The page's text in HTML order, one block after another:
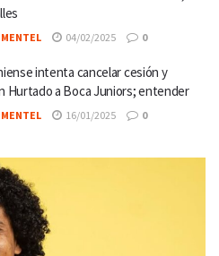
04/02/2025 0
intenta cancelar cesión y
Hurtado a Boca Juniors; entender
16/01/2025 0